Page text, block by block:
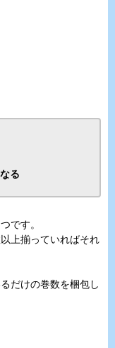
る
です。
上揃っていればそれ
だけの巻数を梱包し